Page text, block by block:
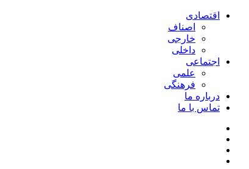
اقتصادی
اصناف
خارجی
داخلی
اجتماعی
علمی
فرهنگی
درباره ما
تماس با ما